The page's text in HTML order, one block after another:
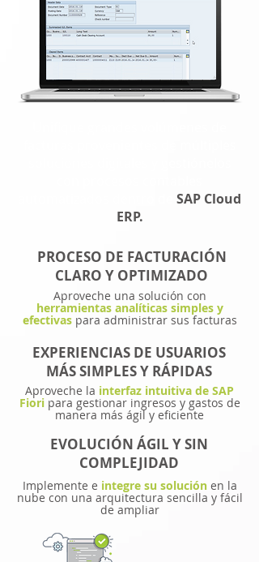
SAP Cloud
ERP.
PROCESO DE FACTURACIÓN
CLARO Y OPTIMIZADO
Aproveche una solución con
herramientas analíticas simples y
efectivaspara administrar sus facturas
EXPERIENCIAS DE USUARIOS
MÁS SIMPLES Y RÁPIDAS
Aproveche la interfaz intuitiva de SAP
Fioripara gestionar ingresos y gastos de
manera más ágil y eficiente
EVOLUCIÓN ÁGIL Y SIN
COMPLEJIDAD
Implemente e integre su soluciónen la
nube con una arquitectura sencilla y fácil
de ampliar